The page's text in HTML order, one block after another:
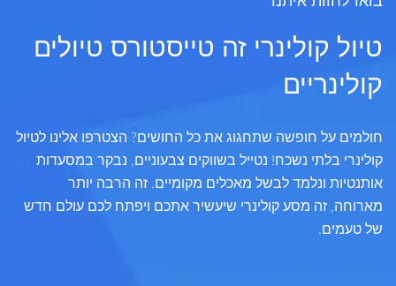
טיול קולינרי זה טייסטורס טיולים
קולינריים
חולמים על חופשה שתחגוג את כל החושים? הצטרפו אלינו לטיול
קולינרי בלתי נשכח! נטייל בשווקים צבעוניים, נבקר במסעדות
אותנטיות ונלמד לבשל מאכלים מקומיים. זה הרבה יותר
מארוחה, זה מסע קולינרי שיעשיר אתכם ויפתח לכם עולם חדש
של טעמים.